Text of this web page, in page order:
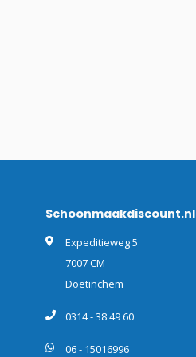
Schoonmaakdiscount.nl
Expeditieweg 5
7007 CM
Doetinchem
0314 - 38 49 60
06 - 15016996